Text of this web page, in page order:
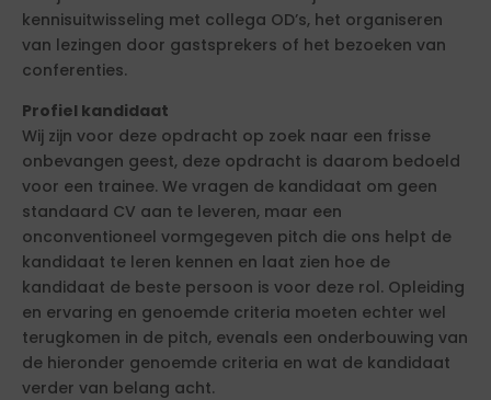
kennisuitwisseling met collega OD’s, het organiseren
van lezingen door gastsprekers of het bezoeken van
conferenties.
Profiel kandidaat
Wij zijn voor deze opdracht op zoek naar een frisse
onbevangen geest, deze opdracht is daarom bedoeld
voor een trainee. We vragen de kandidaat om geen
standaard CV aan te leveren, maar een
onconventioneel vormgegeven pitch die ons helpt de
kandidaat te leren kennen en laat zien hoe de
kandidaat de beste persoon is voor deze rol. Opleiding
en ervaring en genoemde criteria moeten echter wel
terugkomen in de pitch, evenals een onderbouwing van
de hieronder genoemde criteria en wat de kandidaat
verder van belang acht.